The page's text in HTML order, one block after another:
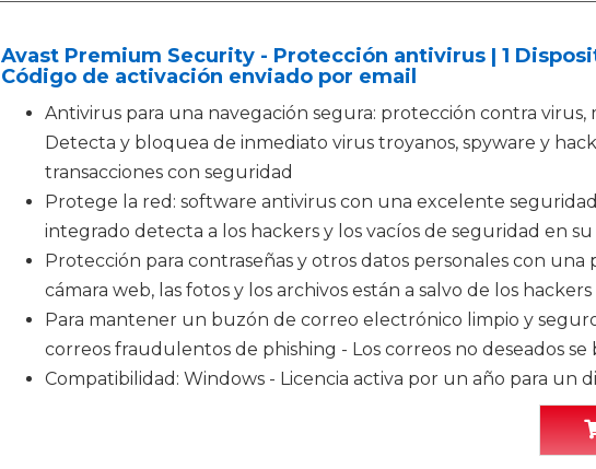
Avast Premium Security - Protección antivirus | 1
Código de activación enviado por email
Antivirus para una navegación segura: protección contra virus,
Detecta y bloquea de inmediato virus troyanos, spyware y
transacciones con seguridad
Protege la red: software antivirus con una excelente
integrado detecta a los hackers y los vacíos de seguridad en
Protección para contraseñas y otros datos personales con una
cámara web, las fotos y los archivos están a salvo de los
Para mantener un buzón de correo electrónico limpio y
correos fraudulentos de phishing - Los correos no deseados
Compatibilidad: Windows - Licencia activa por un año para un